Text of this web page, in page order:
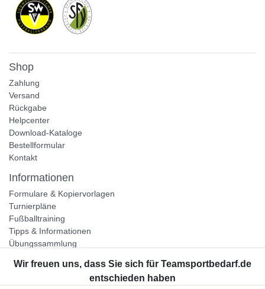
Shop
Zahlung
Versand
Rückgabe
Helpcenter
Download-Kataloge
Bestellformular
Kontakt
Informationen
Formulare & Kopiervorlagen
Turnierpläne
Fußballtraining
Tipps & Informationen
Übungssammlung
Unternehmen